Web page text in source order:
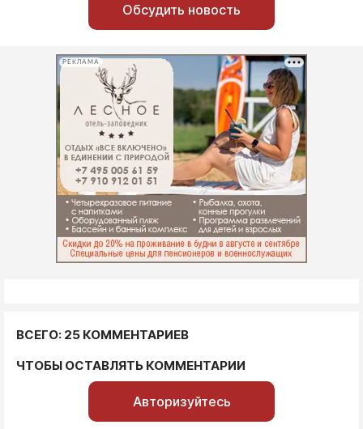
Обсудить новость
РЕКЛАМА
ВСЕГО: 25 КОММЕНТАРИЕВ
ЧТОБЫ ОСТАВЛЯТЬ КОММЕНТАРИИ
Авторизуйтесь